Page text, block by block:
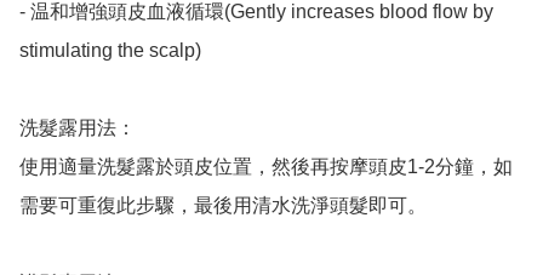
- 温和增強頭皮血液循環(Gently increases blood flow by
stimulating the scalp)
洗髮露用法：
使用適量洗髮露於頭皮位置，然後再按摩頭皮1-2分鐘，如
需要可重復此步驟，最後用清水洗淨頭髮即可。